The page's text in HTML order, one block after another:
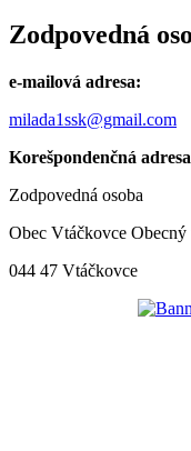
Zodpovedná
e-mailová adresa:
milada1ssk@gmail.com
Korešpondenčná
Zodpovedná osoba
Obec Vtáčkovce Obecný
044 47 Vtáčkovce